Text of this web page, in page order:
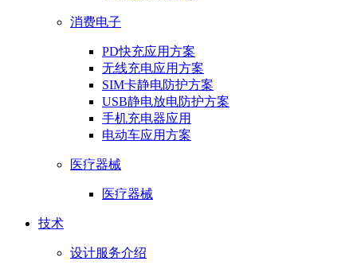
消费电子
PD快充应用方案
无线充电应用方案
SIM卡静电防护方案
USB静电放电防护方案
手机充电器应用
电动车应用方案
医疗器械
医疗器械
技术
设计服务介绍